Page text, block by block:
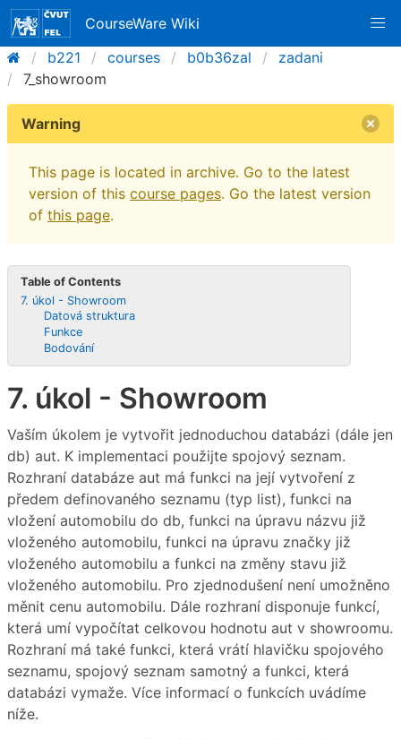
CourseWare Wiki
b221
courses b0b36zal
zadani
7_showroom
Warning
This page is located in archive. Go to the latest
version of this course pages. Go the latest version
of this page.
Table of Contents
7. úkol - Showroom
Datová struktura
Funkce
Bodování
7. úkol - Showroom
Vaším úkolem je vytvořit jednoduchou databázi (dále jen
db) aut. K implementaci použijte spojový seznam.
Rozhraní databáze aut má funkci na její vytvoření z
předem definovaného seznamu (typ list), funkci na
vložení automobilu do db, funkci na úpravu názvu již
vloženého automobilu, funkci na úpravu značky již
vloženého automobilu a funkci na změny stavu již
vloženého automobilu. Pro zjednodušení není umožněno
měnit cenu automobilu. Dále rozhraní disponuje funkcí,
která umí vypočítat celkovou hodnotu aut v showroomu.
Rozhraní má také funkci, která vrátí hlavičku spojového
seznamu, spojový seznam samotný a funkci, která
databázi vymaže. Více informací o funkcích uvádíme
níže.